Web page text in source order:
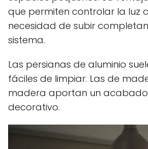
que permiten controlar la luz
necesidad de subir
sistema.
Las persianas de aluminio
fáciles de limpiar. Las de
madera aportan un
decorativo.